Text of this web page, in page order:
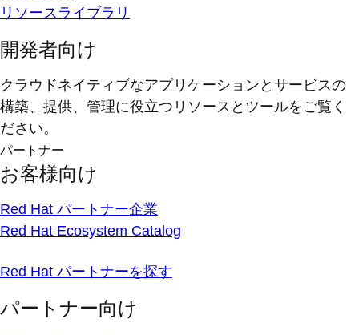
リソースライブラリ
開発者向け
クラウドネイティブなアプリケーションとサービスの
構築、提供、管理に役立つリソースとツールをご覧く
ださい。
パートナー
お客様向け
Red Hat パートナー企業
Red Hat Ecosystem Catalog
Red Hat パートナーを探す
パートナー向け